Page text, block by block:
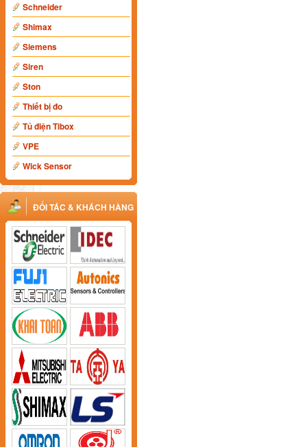
Schneider
Shimax
Siemens
Siren
Ston
Thiết bị đo
Tủ điện Tibox
VPE
Wick Sensor
ĐỐI TÁC & KHÁCH HÀNG